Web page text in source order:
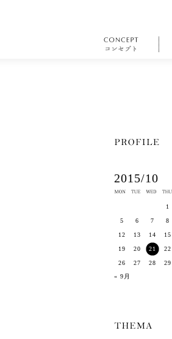
2015/10
« 9月
1
5 6 7 8
12 13 14 15
19 20 21 22
26 27 28 29